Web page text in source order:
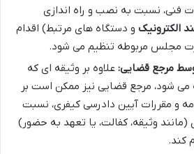
فنی، نسبت به نصب و راه اندازی
الکترونیک و دستگاه های مرتبط) اقدام
مجلس مربوطه تنظیم می شود.
مرجع قضایی: علاوه بر وثیقه ای که
می شود، مرجع قضایی نیز ممکن است بر
۶ بخشنامه و مقررات آیین دادرسی کیفری، نسبت
(مانند وثیقه، کفالت، یا تعهد به حضور)
کند.